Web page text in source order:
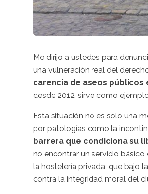
Me dirijo a ustedes para
una vulneración real del
carencia de aseos públicos
desde 2012, sirve como
Esta situación no es solo una
por patologías como la
barrera que condiciona su
no encontrar un servicio
la hostelería privada, que bajo
contra la integridad moral del